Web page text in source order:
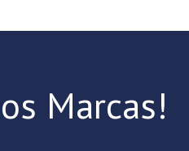
Marcas!